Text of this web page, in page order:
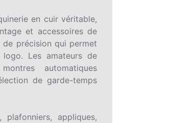
en cuir véritable,
et accessoires de
de précision qui permet
Les amateurs de
automatiques
de garde-temps
appliques,